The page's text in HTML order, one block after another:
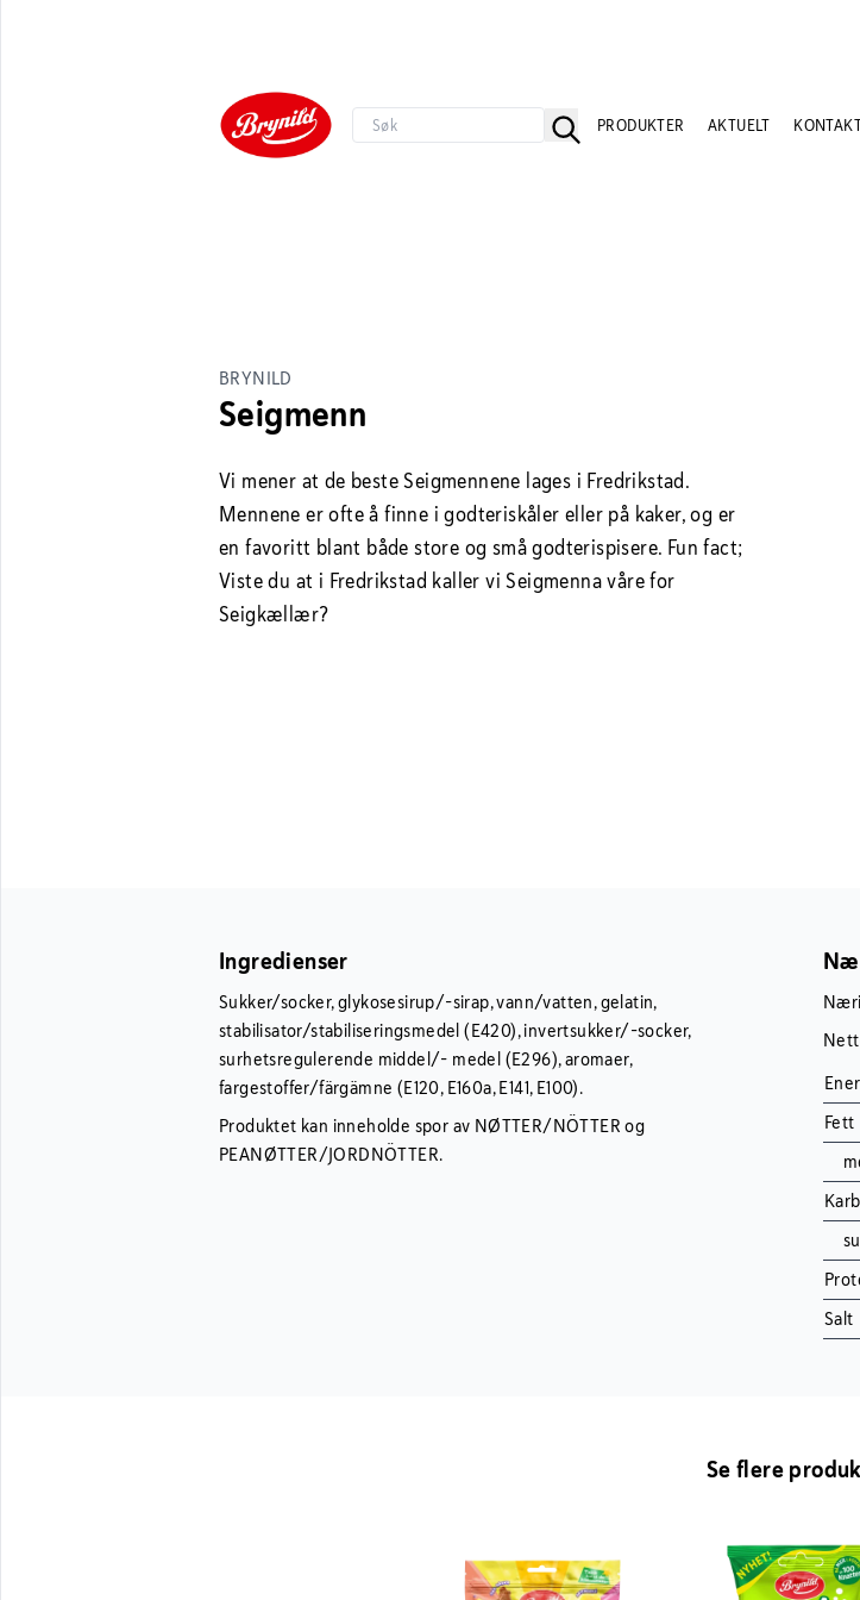
PRODUKTER AKTUELT
BRYNILD
Seigmenn
Vi mener at de beste Seigmennene lages i Fredrikstad.
Mennene er ofte å finne i godteriskåler eller på kaker, og er
en favoritt blant både store og små godterispisere. Fun fact;
Viste du at i Fredrikstad kaller vi Seigmenna våre for
Seigkællær?
Ingredienser
Sukker/socker, glykosesirup/-sirap, vann/vatten, gelatin,
stabilisator/stabiliseringsmedel (E420), invertsukker/-socker,
surhetsregulerende middel/- medel (E296), aromaer,
fargestoffer/färgämne (E120, E160a, E141, E100).
Produktet kan inneholde spor av NØTTER/NÖTTER og
PEANØTTER/JORDNÖTTER.
Fett
Salt
Se flere